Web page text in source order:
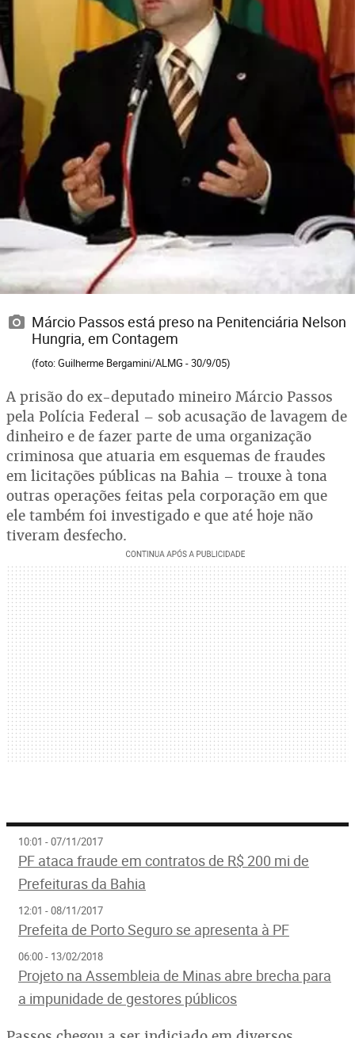
Márcio Passos está preso na Penitenciária Nelson
Hungria, em Contagem
(foto: Guilherme Bergamini/ALMG - 30/9/05)
A prisão do ex-deputado mineiro Márcio Passos
pela Polícia Federal – sob acusação de lavagem de
dinheiro e de fazer parte de uma organização
criminosa que atuaria em esquemas de fraudes
em licitações públicas na Bahia – trouxe à tona
outras operações feitas pela corporação em que
ele também foi investigado e que até hoje não
tiveram desfecho.
10:01 - 07/11/2017
PF ataca fraude em contratos de R$ 200 mi de
Prefeituras da Bahia
12:01 - 08/11/2017
Prefeita de Porto Seguro se apresenta à PF
06:00 - 13/02/2018
Projeto na Assembleia de Minas abre brecha para
a impunidade de gestores públicos